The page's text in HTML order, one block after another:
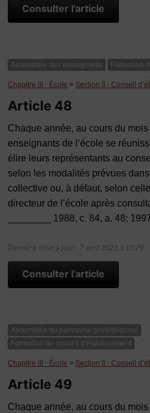
Consulter l'article
Assemblée des enseignants Formation
Chapitre III - École > Section II - Conseil
Article 48
Chaque année, au cours du
enseignants de l’école se
élire leurs représentants au
selon les modalités prévues
collective ou, à défaut, selon
directeur de l’école après
________ 1988, c. 84, a. 48;
Dernière mise à jour : 7 avril 2022 à 16:29
Consulter l'article
Assemblée du personnel professionnel
Formation du conseil d'établissement
Chapitre III - École > Section II - Conseil
Article 49
Chaque année, au cours du